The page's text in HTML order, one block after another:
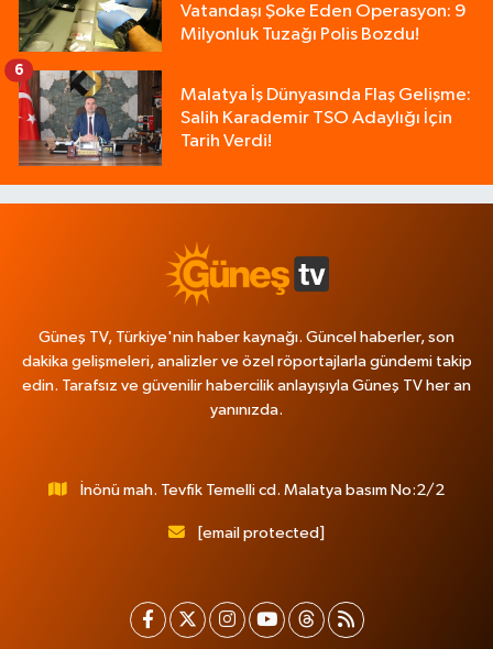
Vatandaşı Şoke Eden Operasyon: 9
Milyonluk Tuzağı Polis Bozdu!
Malatya İş Dünyasında Flaş Gelişme:
Salih Karademir TSO Adaylığı İçin
Tarih Verdi!
6
Güneş TV, Türkiye'nin haber kaynağı. Güncel haberler, son
dakika gelişmeleri, analizler ve özel röportajlarla gündemi takip
edin. Tarafsız ve güvenilir habercilik anlayışıyla Güneş TV her an
yanınızda.
İnönü mah. Tevfik Temelli cd. Malatya basım No:2/2
[email protected]